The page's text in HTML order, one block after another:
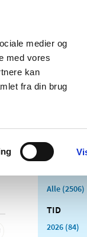
medier og
med vores
kan
fra din brug
Udgivelser
Medicinsk
Alle (2506)
TID
2026 (84)